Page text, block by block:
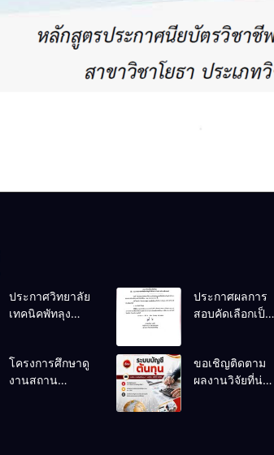
ประกาศวิทยาลัย
เทคนิคพัทลุง
แผนธุรกิจ ภาย
ใต้โครงการ
ประกาศผลการ
สอบคัดเลือกเป็น
พนักงานขับ
รถยนต์
โครงการศึกษาดู
งานสถาน
ขอเชิญติดตาม
ผลงานวิจัยที่น่า